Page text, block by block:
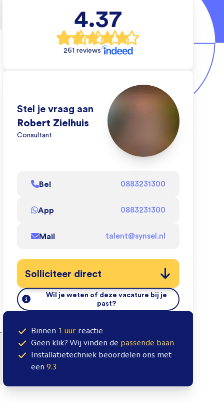
4.37
261 reviews
Stel je vraag aan
Robert Zielhuis
Consultant
Bel 0883231300
App 0883231300
Mail talent@synsel.nl
Solliciteer direct
Wil je weten of deze vacature bij je
past?
Binnen 1 uur reactie
Geen klik? Wij vinden de passende baan
Installatietechniekbeoordelen ons met
een 9.3